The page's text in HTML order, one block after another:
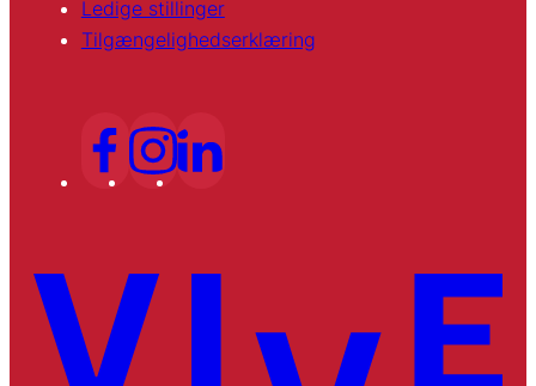
Ledige stillinger
Tilgængelighedserklæring